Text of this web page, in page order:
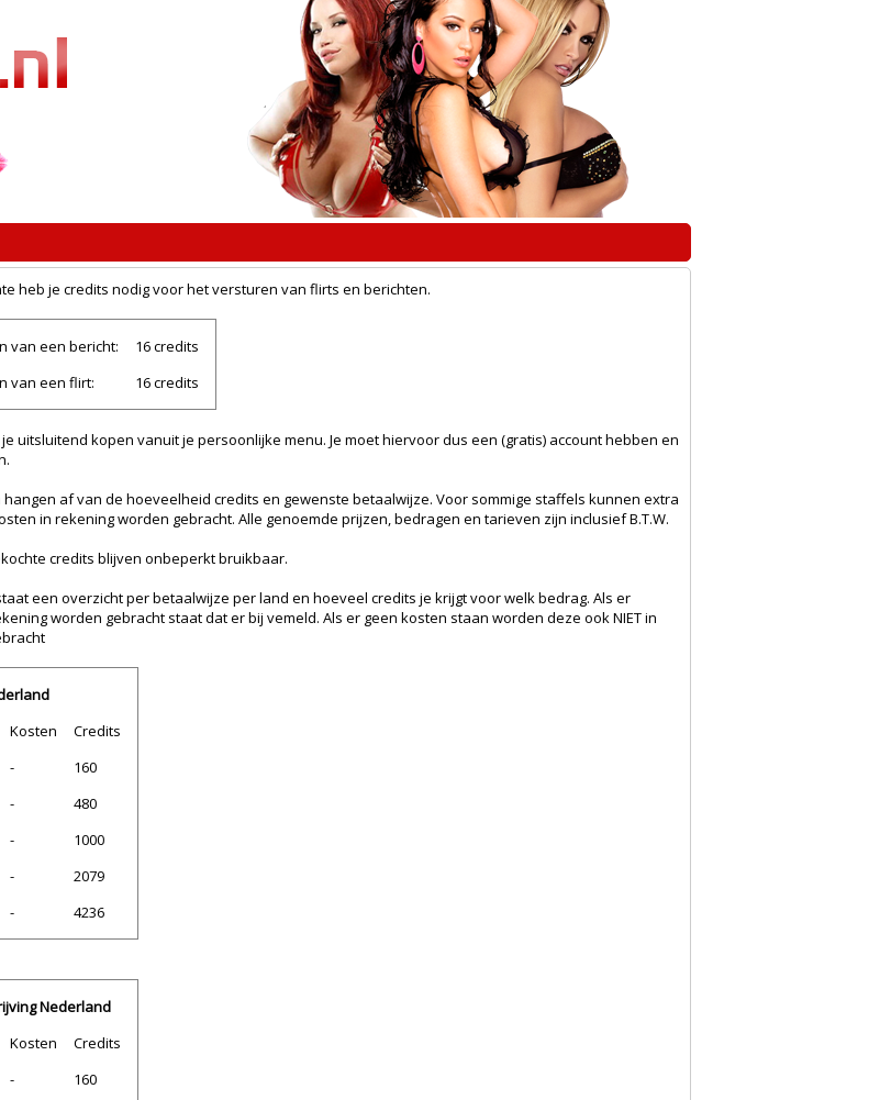
heb je credits nodig voor het versturen van flirts en berichten.
van een bericht:
16 credits
van een flirt:
16 credits
uitsluitend kopen vanuit je persoonlijke menu. Je moet hiervoor dus een (gratis) account hebben en
hangen af van de hoeveelheid credits en gewenste betaalwijze. Voor sommige staffels kunnen extra
in rekening worden gebracht. Alle genoemde prijzen, bedragen en tarieven zijn inclusief B.T.W.
credits blijven onbeperkt bruikbaar.
een overzicht per betaalwijze per land en hoeveel credits je krijgt voor welk bedrag. Als er
worden gebracht staat dat er bij vemeld. Als er geen kosten staan worden deze ook NIET in
Kosten
Credits
-
160
-
480
-
1000
-
2079
- 4236
Nederland
Kosten
Credits
-
160